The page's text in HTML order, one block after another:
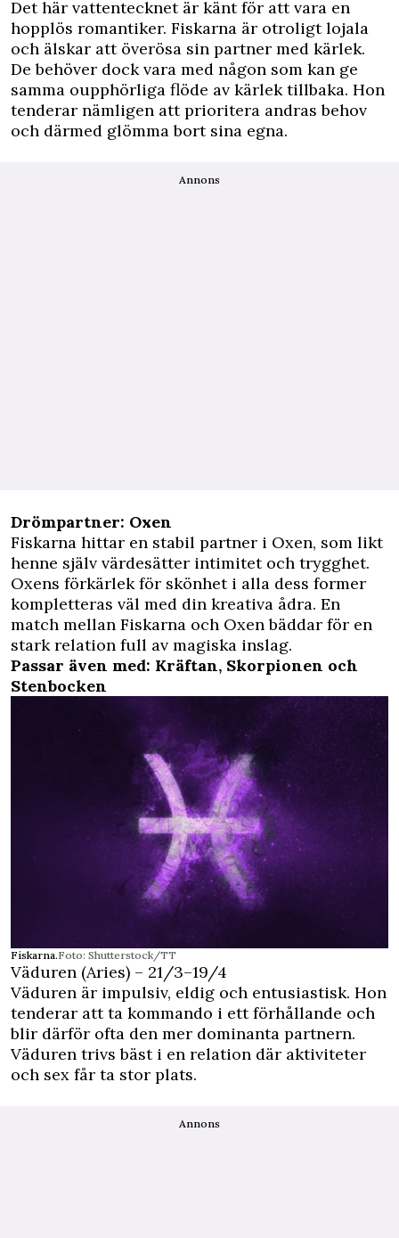
Det här vattentecknet är känt för att vara en
hopplös romantiker. Fiskarna är otroligt lojala
och älskar att överösa sin partner med kärlek.
De behöver dock vara med någon som kan ge
samma oupphörliga flöde av kärlek tillbaka. Hon
tenderar nämligen att prioritera andras behov
och därmed glömma bort sina egna.
Annons
Drömpartner: Oxen
Fiskarna hittar en stabil partner i Oxen, som likt
henne själv värdesätter intimitet och trygghet.
Oxens förkärlek för skönhet i alla dess former
kompletteras väl med din kreativa ådra. En
match mellan Fiskarna och Oxen bäddar för en
stark relation full av magiska inslag.
Passar även med: Kräftan, Skorpionen och
Stenbocken
Fiskarna.Foto: Shutterstock/TT
Väduren (Aries) – 21/3–19/4
Väduren är impulsiv, eldig och entusiastisk. Hon
tenderar att ta kommando i ett förhållande och
blir därför ofta den mer dominanta partnern.
Väduren trivs bäst i en relation där aktiviteter
och sex får ta stor plats.
Annons